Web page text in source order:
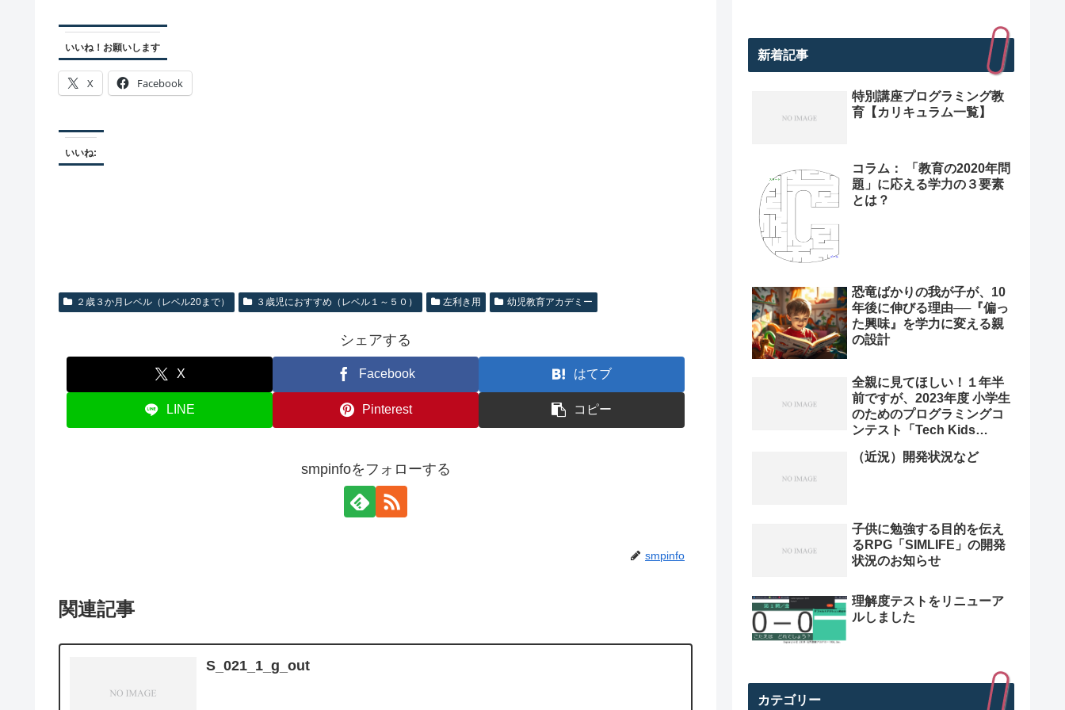
いいね！お願いします
X Facebook
いいね:
２歳３か月レベル（レベル20まで） ３歳児におすすめ（レベル１～５０） 左利き用 幼児教育アカデミー
シェアする
X Facebook はてブ
LINE Pinterest コピー
smpinfoをフォローする
smpinfo
関連記事
S_021_1_g_out
新着記事
特別講座プログラミング教
育【カリキュラム一覧】
コラム： 「教育の2020年問
題」に応える学力の３要素
とは？
恐竜ばかりの我が子が、10
年後に伸びる理由──『偏っ
た興味』を学力に変える親
の設計
全親に見てほしい！１年半
前ですが、2023年度 小学生
のためのプログラミングコ
ンテスト「Tech Kids
勝プレゼン動画を紹介。プ
（近況）開発状況など
子供に勉強する目的を伝え
るRPG「SIMLIFE」の開発
状況のお知らせ
理解度テストをリニューア
ルしました
カテゴリー